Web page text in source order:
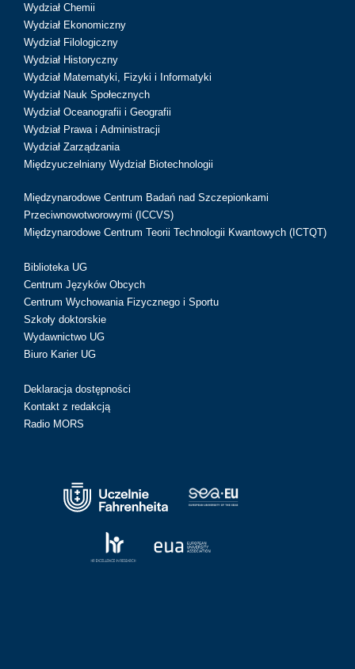
Wydział Chemii
Wydział Ekonomiczny
Wydział Filologiczny
Wydział Historyczny
Wydział Matematyki, Fizyki i Informatyki
Wydział Nauk Społecznych
Wydział Oceanografii i Geografii
Wydział Prawa i Administracji
Wydział Zarządzania
Międzyuczelniany Wydział Biotechnologii
Międzynarodowe Centrum Badań nad Szczepionkami
Przeciwnowotworowymi (ICCVS)
Międzynarodowe Centrum Teorii Technologii Kwantowych (ICTQT)
Biblioteka UG
Centrum Języków Obcych
Centrum Wychowania Fizycznego i Sportu
Szkoły doktorskie
Wydawnictwo UG
Biuro Karier UG
Deklaracja dostępności
Kontakt z redakcją
Radio MORS